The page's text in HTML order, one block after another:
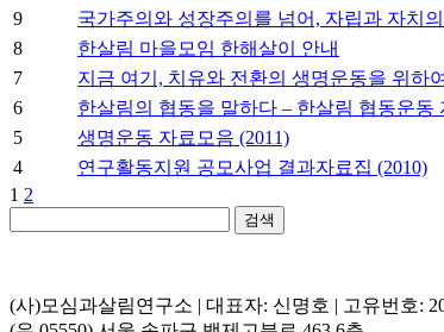
9
국가주의와 성장주의를 넘어, 자립과 자치
8
한살림 마을모임 한해살이 안내
7
지금 여기, 치유와 전환의 생명운동을 위하
6
한살림의 협동을 말하다 – 한살림 협동운동
5
생명운동 자료모음 (2011)
4
연구활동지원 공모사업 결과자료집 (2010)
1 2
검색
(사)모심과살림연구소 | 대표자: 신명호 | 고유번호: